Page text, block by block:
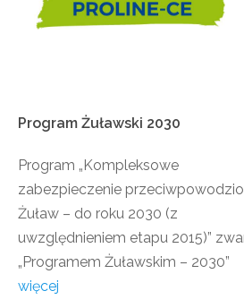
Program Żuławski 2030
Program „Kompleksowe
zabezpieczenie
Żuław – do roku 2030 (z
uwzględnieniem etapu 2015)”
„Programem Żuławskim – 2030”
więcej